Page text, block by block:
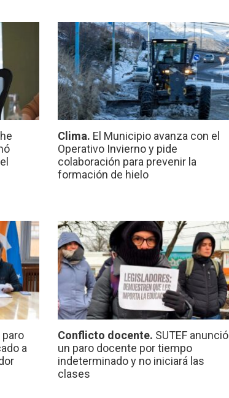
Clima. El Municipio avanza con el
Operativo Invierno y pide
colaboración para prevenir la
formación de hielo
paro
a
Conflicto docente. SUTEF anunció
un paro docente por tiempo
indeterminado y no iniciará las
clases